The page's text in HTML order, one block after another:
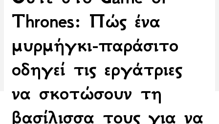
Thrones: Πώς ένα
μυρμήγκι-παράσιτο
οδηγεί τις εργάτριες
να σκοτώσουν τη
βασίλισσα τους για να